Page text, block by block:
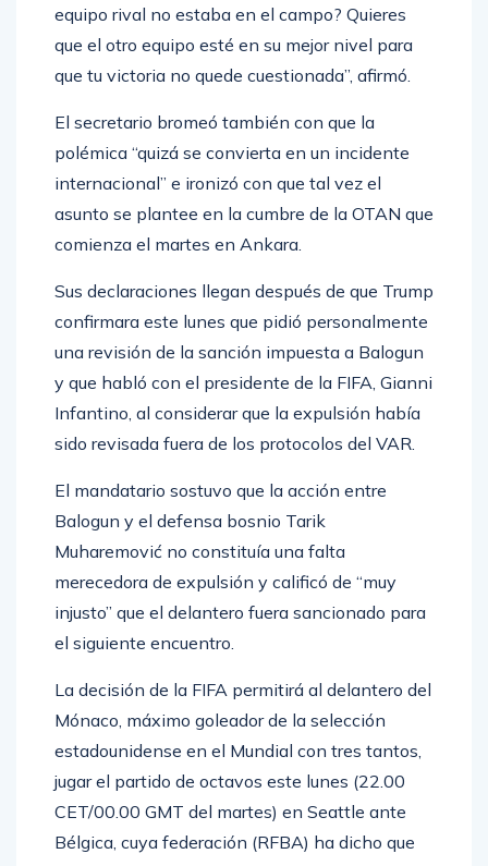
equipo rival no estaba en el campo? Quieres
que el otro equipo esté en su mejor nivel para
que tu victoria no quede cuestionada”, afirmó.
El secretario bromeó también con que la
polémica “quizá se convierta en un incidente
internacional” e ironizó con que tal vez el
asunto se plantee en la cumbre de la OTAN que
comienza el martes en Ankara.
Sus declaraciones llegan después de que Trump
confirmara este lunes que pidió personalmente
una revisión de la sanción impuesta a Balogun
y que habló con el presidente de la FIFA, Gianni
Infantino, al considerar que la expulsión había
sido revisada fuera de los protocolos del VAR.
El mandatario sostuvo que la acción entre
Balogun y el defensa bosnio Tarik
Muharemović no constituía una falta
merecedora de expulsión y calificó de “muy
injusto” que el delantero fuera sancionado para
el siguiente encuentro.
La decisión de la FIFA permitirá al delantero del
Mónaco, máximo goleador de la selección
estadounidense en el Mundial con tres tantos,
jugar el partido de octavos este lunes (22.00
CET/00.00 GMT del martes) en Seattle ante
Bélgica, cuya federación (RFBA) ha dicho que